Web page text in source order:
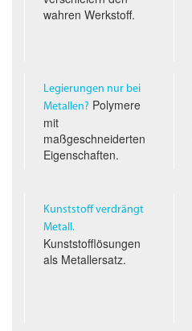
wahren Werkstoff.
Legierungen nur bei
Metallen? Polymere
mit
maßgeschneiderten
Eigenschaften.
Kunststoff verdrängt
Metall.
Kunststofflösungen
als Metallersatz.